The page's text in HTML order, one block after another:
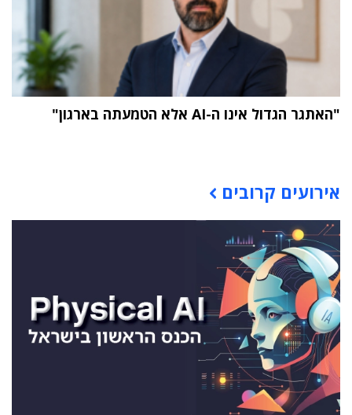
"האתגר הגדול אינו ה-AI אלא הטמעתה בארגון"
אירועים קרובים